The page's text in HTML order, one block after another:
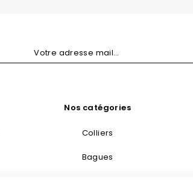
Nos catégories
Colliers
Bagues